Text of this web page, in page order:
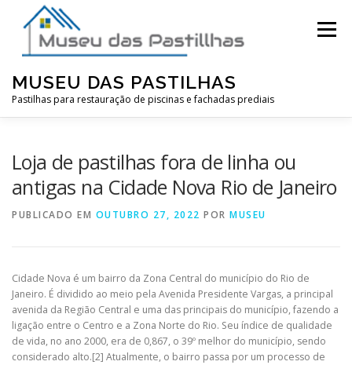
conteúdo
MUSEU DAS PASTILHAS
Pastilhas para restauração de piscinas e fachadas prediais
Menu
Loja de pastilhas fora de linha ou
antigas na Cidade Nova Rio de Janeiro
PUBLICADO EM OUTUBRO 27, 2022 POR MUSEU
Cidade Nova é um bairro da Zona Central do município do Rio de
Janeiro. É dividido ao meio pela Avenida Presidente Vargas, a principal
avenida da Região Central e uma das principais do município, fazendo a
ligação entre o Centro e a Zona Norte do Rio. Seu índice de qualidade
de vida, no ano 2000, era de 0,867, o 39º melhor do município, sendo
considerado alto.[2] Atualmente, o bairro passa por um processo de